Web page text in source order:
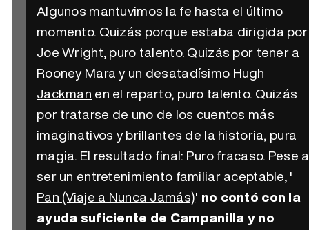
Algunos mantuvimos la fe hasta el último
momento. Quizás porque estaba dirigida por
Joe Wright, puro talento. Quizás por tener a
Rooney Maray un desatadísimo Hugh
Jackman en el reparto, puro talento. Quizás
por tratarse de uno de los cuentos más
imaginativos y brillantes de la historia, pura
magia. El resultado final: Puro fracaso. Pese a
ser un entretenimiento familiar aceptable, '
Pan (Viaje a Nunca Jamás)' no contó con la
ayuda suficiente de Campanilla y no